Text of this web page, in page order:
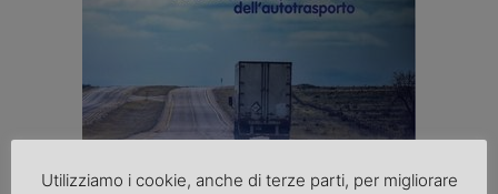
Utilizziamo i cookie, anche di terze parti, per migliorare